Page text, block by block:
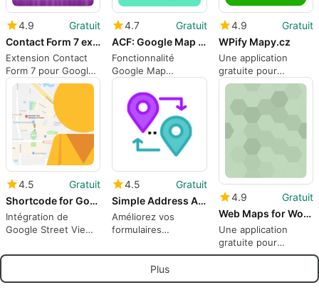
4.9
Gratuit
Contact Form 7 extension for Google Map fields
Extension Contact
Form 7 pour Google
Maps
4.7
Gratuit
ACF: Google Map Extended
Fonctionnalité
Google Map
améliorée pour
WordPress
4.9
Gratuit
WPify Mapy.cz
Une application
gratuite pour
WordPress, par
4.5
Gratuit
Shortcode for Google Street View
Intégration de
Google Street View
4.5
Gratuit
Simple Address Autocomplete
Améliorez vos
formulaires
l'autocomplétion
d'adresses
4.9
Gratuit
Web Maps for WordPress
Une application
gratuite pour
WordPress, par GEO-
Plus